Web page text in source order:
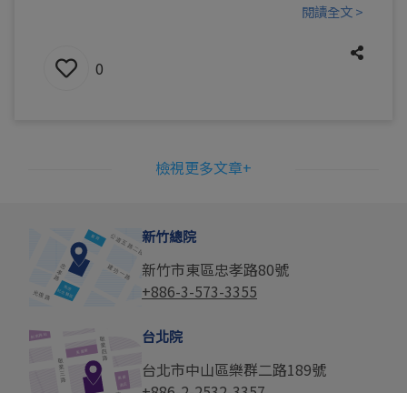
閱讀全文 >
0
檢視更多文章+
新竹總院
新竹市東區忠孝路80號
+886-3-573-3355
台北院
台北市中山區樂群二路189號